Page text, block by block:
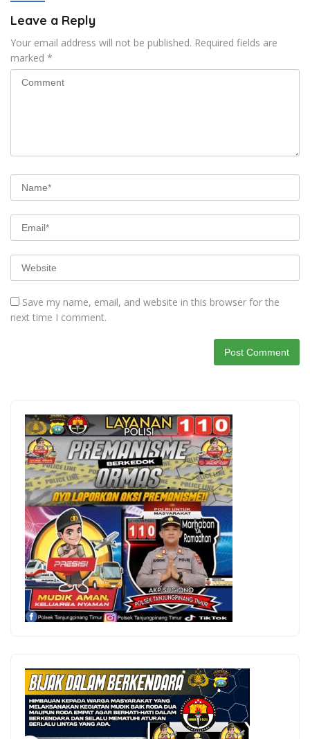
Leave a Reply
Your email address will not be published. Required fields are
marked *
Save my name, email, and website in this browser for the
next time I comment.